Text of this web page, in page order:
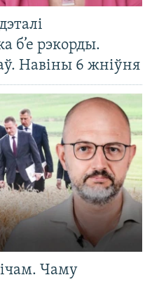
б’е рэкорды.
Навіны 6 жніўня
Чаму